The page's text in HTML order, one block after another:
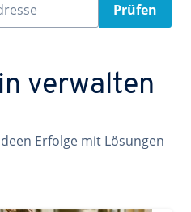
Prüfen
verwalten
Erfolge mit Lösungen